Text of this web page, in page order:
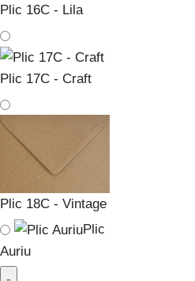
Plic 16C - Lila
Plic 17C - Craft
Plic 18C - Vintage
Plic
Auriu